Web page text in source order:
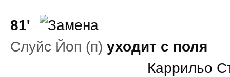
81'
Слуйс Йоп (п) уходит с поля
Каррильо